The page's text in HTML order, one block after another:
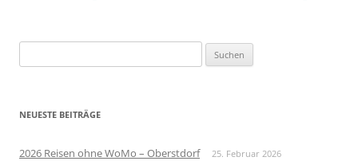
nach:
NEUESTE BEITRÄGE
2026 Reisen ohne WoMo – Oberstdorf 25. Februar 2026